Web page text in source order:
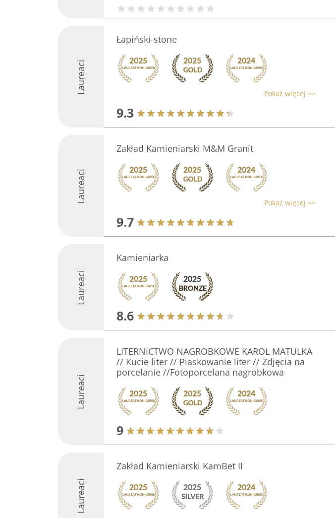
Laureaci
Łapiński-stone
Pokaż więcej >>
9.3
Laureaci
Zakład Kamieniarski M&M Granit
Pokaż więcej >>
9.7
Laureaci
Kamieniarka
8.6
Laureaci
LITERNICTWO NAGROBKOWE KAROL MATULKA
// Kucie liter // Piaskowanie liter // Zdjęcia na
porcelanie //Fotoporcelana nagrobkowa
9
Laureaci
Zakład Kamieniarski KamBet II